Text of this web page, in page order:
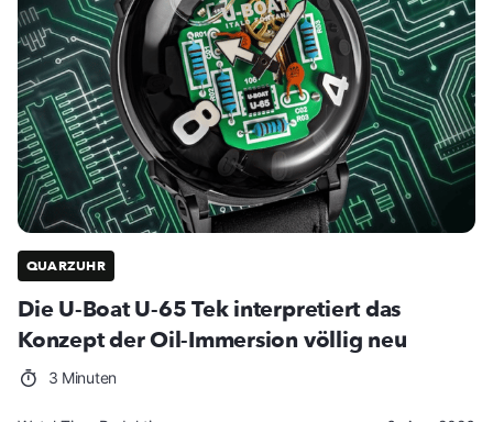
QUARZUHR
Die U-Boat U-65 Tek interpretiert das
Konzept der Oil-Immersion völlig neu
3 Minuten